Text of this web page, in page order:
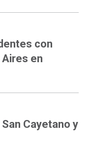
con
en
Cayetano y